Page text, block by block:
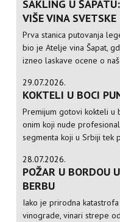
SAKLING U
VIŠE VINA SVETSKE
Prva stanica putovanja
bio je Atelje vina Šapat,
izneo laskave ocene o
29.07.2026.
KOKTELI U BOCI
Premijum gotovi kokteli u
onim koji nude
segmenta koji u Srbiji tek
28.07.2026.
POŽAR U BORDOU
BERBU
Iako je prirodna
vinograde, vinari strepe